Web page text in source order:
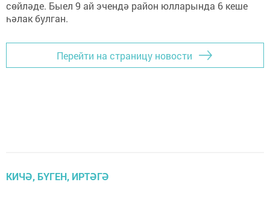
сөйләде. Быел 9 ай эчендә район юлларында 6 кеше
һәлак булган.
Перейти на страницу новости
КИЧӘ, БҮГЕН, ИРТӘГӘ